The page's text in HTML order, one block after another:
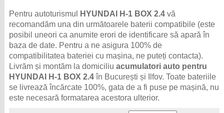
Pentru autoturismul HYUNDAI H-1 BOX 2.4 vă
recomandăm una din următoarele baterii compatibile (este
posibil uneori ca anumite erori de identificare să apară în
baza de date. Pentru a ne asigura 100% de
compatibilitatea bateriei cu mașina, ne puteți contacta).
Livrăm și montăm la domiciliuacumulatori auto pentru
HYUNDAI H-1 BOX 2.4în București și Ilfov. Toate bateriile
se livrează încărcate 100%, gata de a fi puse pe mașină, nu
este necesară formatarea acestora ulterior.